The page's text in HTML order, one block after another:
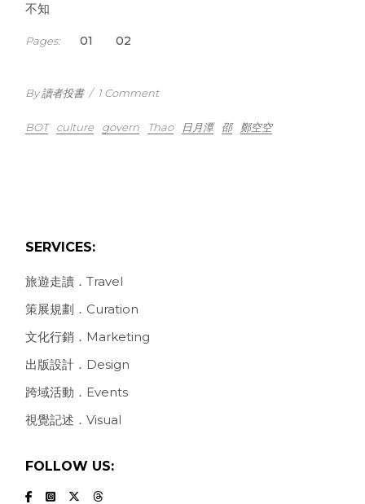
不知
Pages: 1 2
By 讀者投書 / 1 Comment
BOT culture govern Thao 日月潭 邵 鄭空空
SERVICES:
旅遊走讀．Travel
策展規劃．Curation
文化行銷．Marketing
出版設計．Design
跨域活動．Events
視覺記述．Visual
FOLLOW US: